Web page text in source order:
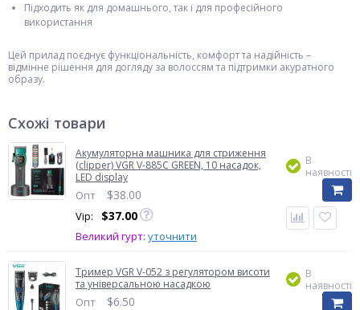
Підходить як для домашнього, так і для професійного
використання
Цей прилад поєднує функціональність, комфорт та надійність –
відмінне рішення для догляду за волоссям та підтримки акуратного
образу.
Схожі товари
Акумуляторна машника для стриження
(clipper) VGR V-885C GREEN, 10 насадок,
LED display
Опт $38.00
Vip: $37.00
Великий гурт: уточнити
В
наявності
Тример VGR V-052 з регулятором висоти
та універсальною насадкою
Опт $6.50
В
наявності